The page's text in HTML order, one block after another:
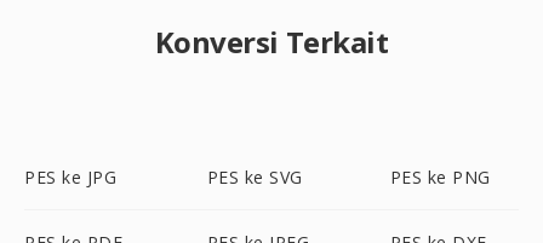
Konversi Terkait
PES ke JPG PES ke SVG PES ke PNG